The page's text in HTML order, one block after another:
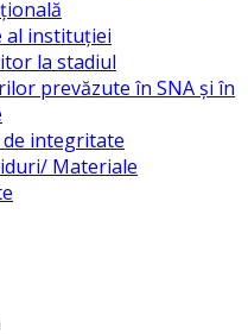
al instituției
la stadiul
prevăzute în SNA și în
integritate
Materiale